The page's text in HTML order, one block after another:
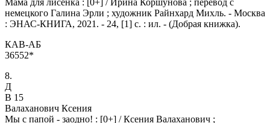
Мама для лисёнка : [0+] / Ирина Коршунова ; перевод с
немецкого Галина Эрли ; художник Райнхард Михль. - Москва
: ЭНАС-КНИГА, 2021. - 24, [1] с. : ил. - (Добрая книжка).
КАВ-АБ
36552*
8.
Д
В 15
Валаханович Ксения
Мы с папой - заодно! : [0+] / Ксения Валаханович ;